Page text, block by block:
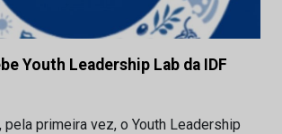
Youth Leadership Lab da IDF
pela primeira vez, o Youth Leadership